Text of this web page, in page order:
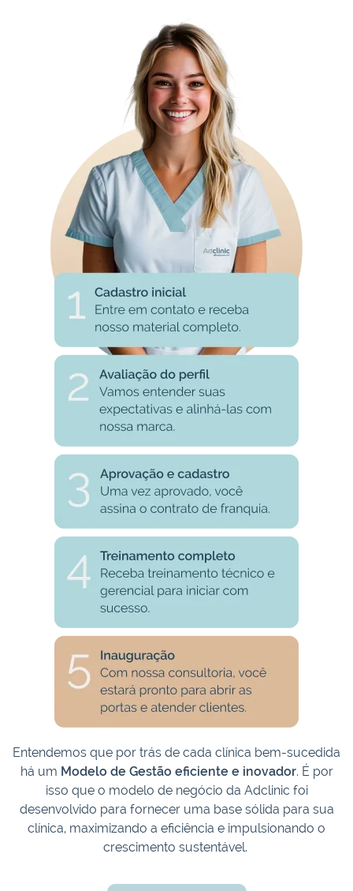
Entendemos que por trás de cada clínica bem-sucedida
há um Modelo de Gestão eficiente e inovador. É por
isso que o modelo de negócio da Adclinic foi
desenvolvido para fornecer uma base sólida para sua
clínica, maximizando a eficiência e impulsionando o
crescimento sustentável.